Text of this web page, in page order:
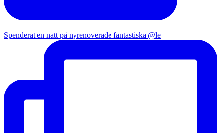
Spenderat en natt på nyrenoverade fantastiska @le